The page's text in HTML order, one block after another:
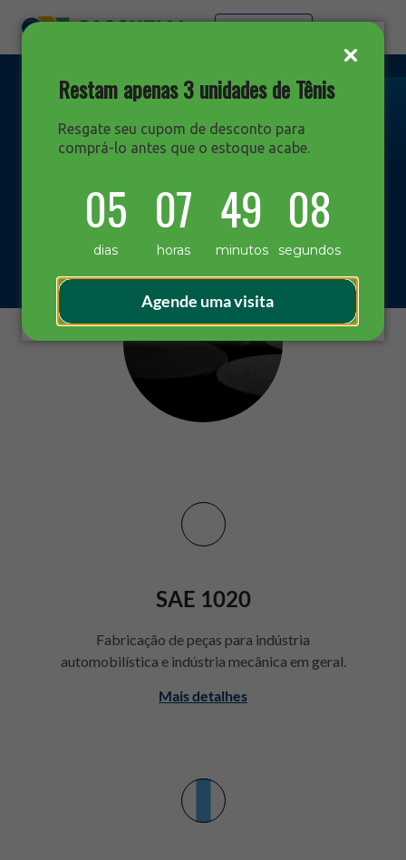
Restam apenas 3 unidades de Tênis
Resgate seu cupom de desconto para
comprá-lo antes que o estoque acabe.
05
dias
07
horas
49
minutos
08
segundos
Agende uma visita
PRODUTOS
Aço Carbono
SAE 1020
Fabricação de peças para indústria
automobilística e indústria mecânica em geral.
Mais detalhes